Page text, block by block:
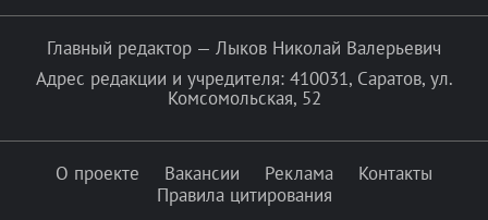
Главный редактор — Лыков Николай Валерьевич
Адрес редакции и учредителя: 410031, Саратов, ул.
Комсомольская, 52
О проекте Вакансии Реклама
Контакты
Правила цитирования